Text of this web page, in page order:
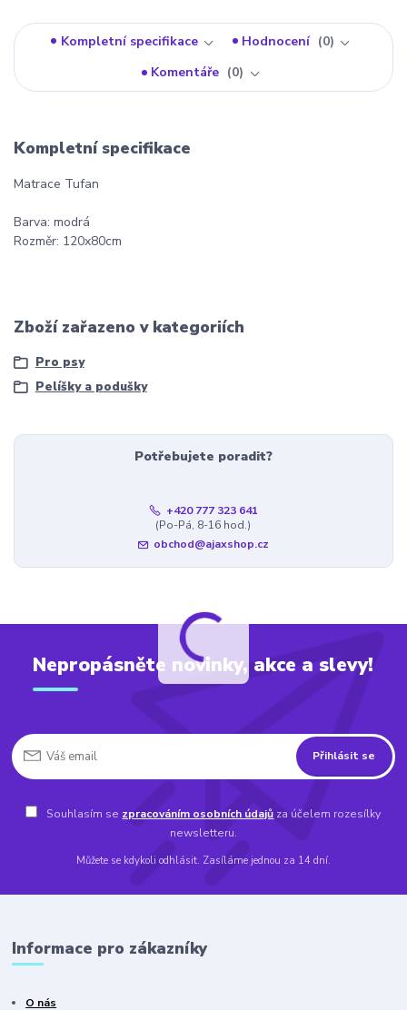
Kompletní specifikace Hodnocení
0
Komentáře
0
Kompletní specifikace
Matrace Tufan
Barva: modrá
Rozměr: 120x80cm
Zboží zařazeno v kategoriích
Pro psy
Pelíšky a podušky
Potřebujete poradit?
+420 777 323 641
(Po-Pá, 8-16 hod.)
obchod@ajaxshop.cz
Nepropásněte novinky, akce a slevy!
Přihlásit se
Souhlasím se zpracováním osobních údajů za účelem rozesílky
newsletteru.
Můžete se kdykoli odhlásit. Zasíláme jednou za 14 dní.
Informace pro zákazníky
O nás